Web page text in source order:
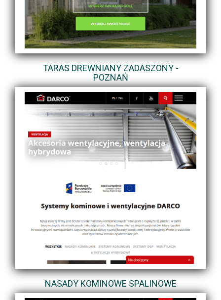
TARAS DREWNIANY ZADASZONY -
POZNAŃ
NASADY KOMINOWE SPALINOWE